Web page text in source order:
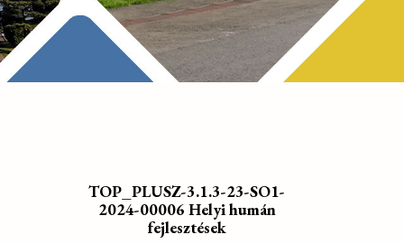
TOP_PLUSZ-3.1.3-23-SO1-
2024-00006 Helyi humán
fejlesztések